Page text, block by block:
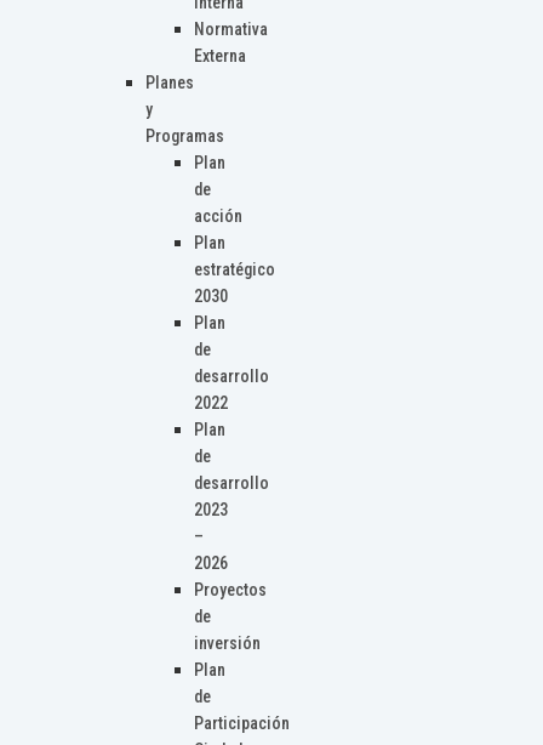
Normativa
Externa
Planes
y
Programas
Plan
de
acción
Plan
estratégico
2030
Plan
de
desarrollo
2022
Plan
de
desarrollo
2023
–
2026
Proyectos
de
inversión
Plan
de
Participación